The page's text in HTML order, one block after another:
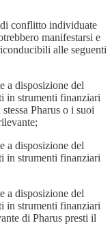
conflitto individuate
manifestarsi e
alle seguenti
a disposizione del
in strumenti finanziari
Pharus o i suoi
a disposizione del
in strumenti finanziari
a disposizione del
in strumenti finanziari
di Pharus presti il